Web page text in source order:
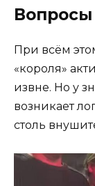
Вопросы
При всём
«короля»
извне. Но у
возникает
столь